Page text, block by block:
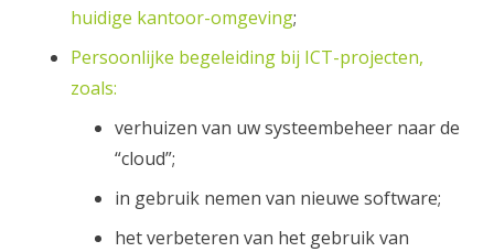
huidige kantoor-omgeving;
Persoonlijke begeleiding bij ICT-projecten,
zoals:
verhuizen van uw systeembeheer naar de
“cloud”;
in gebruik nemen van nieuwe software;
het verbeteren van het gebruik van